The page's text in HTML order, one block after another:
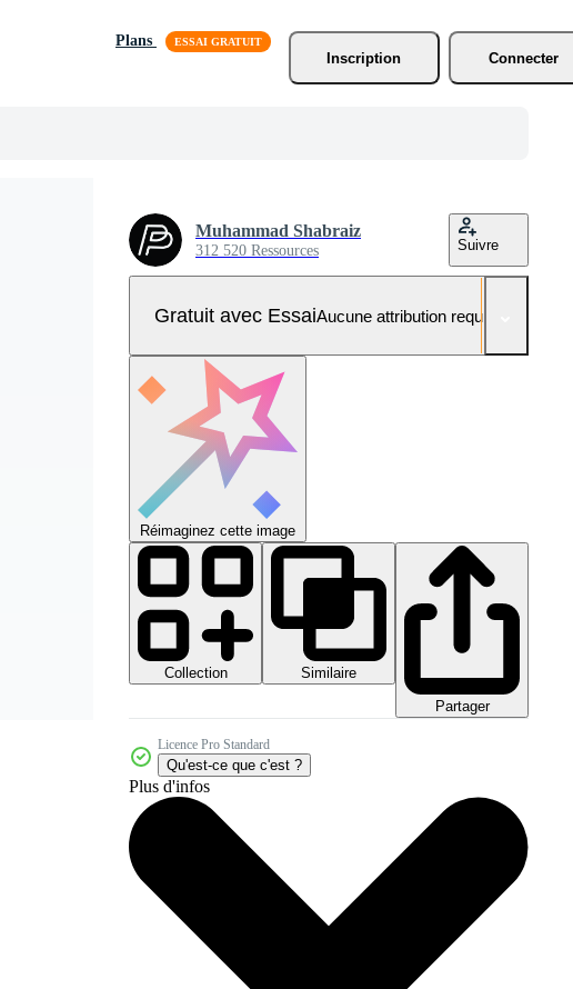
Plans
Inscription
Connecter
Muhammad Shabraiz
312 520 Ressources Suivre
Gratuit avec EssaiAucune attribution requise
Réimaginez cette image
Collection
Similaire
Partager
Licence Pro Standard
Qu'est-ce que c'est ?
Plus d'infos